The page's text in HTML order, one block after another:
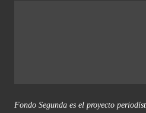
Fondo Segunda es el proyecto